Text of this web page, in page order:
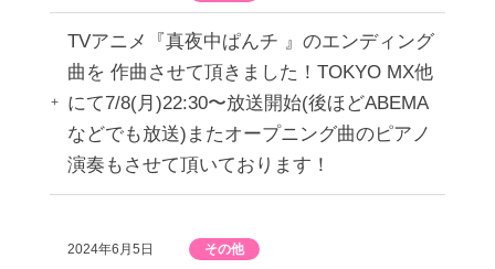
TVアニメ『真夜中ぱんチ 』のエンディング
曲を 作曲させて頂きました！TOKYO MX他
にて7/8(月)22:30〜放送開始(後ほどABEMA
などでも放送)またオープニング曲のピアノ
演奏もさせて頂いております！
2024年6月5日 その他